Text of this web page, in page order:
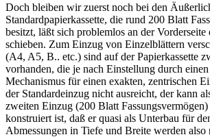
Doch bleiben wir zuerst noch bei den
Standardpapierkassette, die rund 200 Blatt
besitzt, läßt sich problemlos an der Vorderseite
schieben. Zum Einzug von Einzelblättern
(A4, A5, B.. etc.) sind auf der Papierkassette
vorhanden, die je nach Einstellung durch
Mechanismus für einen exakten, zentrischen
der Standardeinzug nicht ausreicht, der kann
zweiten Einzug (200 Blatt
konstruiert ist, daß er quasi als Unterbau für
Abmessungen in Tiefe und Breite werden